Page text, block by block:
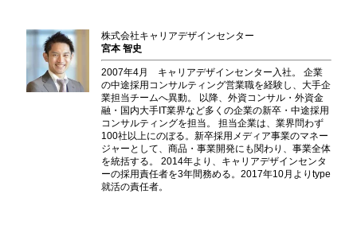
株式会社キャリアデザインセンター
宮本 智史
2007年4月 キャリアデザインセンター入社。 企業
の中途採用コンサルティング営業職を経験し、大手企
業担当チームへ異動。 以降、外資コンサル・外資金
融・国内大手IT業界など多くの企業の新卒・中途採用
コンサルティングを担当。 担当企業は、業界問わず
100社以上にのぼる。新卒採用メディア事業のマネー
ジャーとして、商品・事業開発にも関わり、事業全体
を統括する。 2014年より、キャリアデザインセンタ
ーの採用責任者を3年間務める。2017年10月よりtype
就活の責任者。